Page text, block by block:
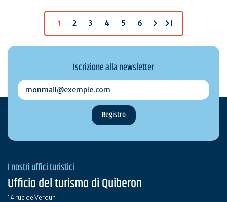
1 2 3 4 5 6 chevron_right last_page
Iscrizione alla newsletter
monmail@exemple.com
I nostri uffici turistici
Ufficio del turismo di Quiberon
14 rue de Verdun